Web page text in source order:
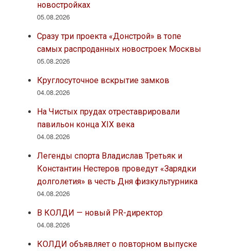
новостройках
05.08.2026
Сразу три проекта «Донстрой» в топе
самых распроданных новостроек Москвы
05.08.2026
Круглосуточное вскрытие замков
04.08.2026
На Чистых прудах отреставрировали
павильон конца XIX века
04.08.2026
Легенды спорта Владислав Третьяк и
Константин Нестеров проведут «Зарядки
долголетия» в честь Дня физкультурника
04.08.2026
В КОЛДИ — новый PR-директор
04.08.2026
КОЛДИ объявляет о повторном выпуске